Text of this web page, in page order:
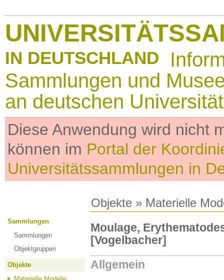
IN DEUTSCHLAND
Sammlungen und
an deutschen
Diese Anwendung wird nicht
können im Portal der
Universitätssammlungen in
Objekte » Materielle
Sammlungen
Sammlungen
Objektgruppen
Objekte
Moulage,
[Vogelbacher]
Allgemein